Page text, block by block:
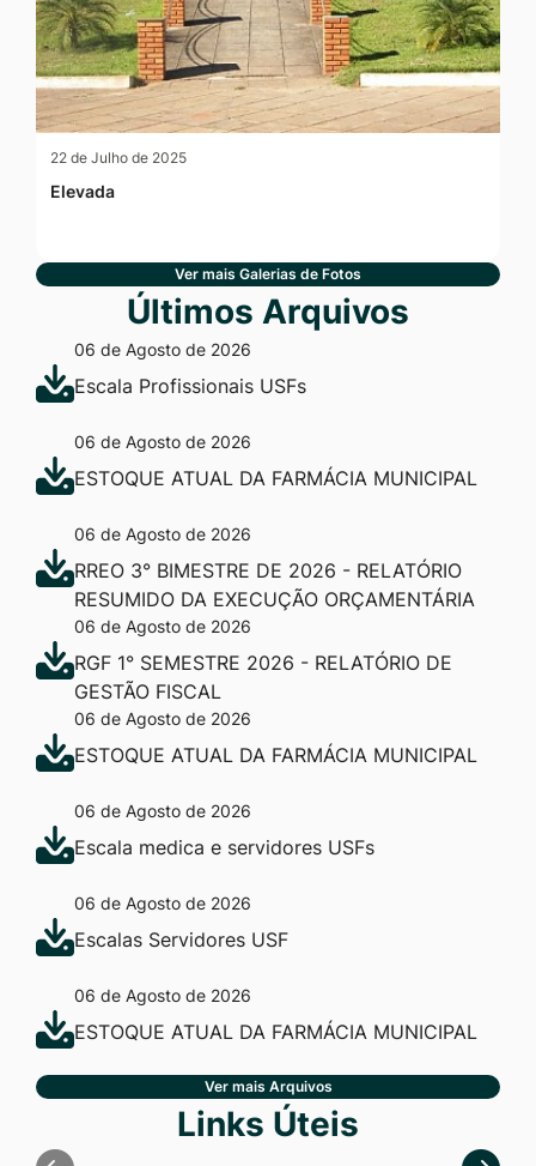
22 de Julho de 2025
Elevada
Ver mais Galerias de Fotos
Últimos Arquivos
06 de Agosto de 2026
Escala Profissionais USFs
06 de Agosto de 2026
ESTOQUE ATUAL DA FARMÁCIA MUNICIPAL
06 de Agosto de 2026
RREO 3° BIMESTRE DE 2026 - RELATÓRIO
RESUMIDO DA EXECUÇÃO ORÇAMENTÁRIA
06 de Agosto de 2026
RGF 1° SEMESTRE 2026 - RELATÓRIO DE
GESTÃO FISCAL
06 de Agosto de 2026
ESTOQUE ATUAL DA FARMÁCIA MUNICIPAL
06 de Agosto de 2026
Escala medica e servidores USFs
06 de Agosto de 2026
Escalas Servidores USF
06 de Agosto de 2026
ESTOQUE ATUAL DA FARMÁCIA MUNICIPAL
Ver mais Arquivos
Seção Links ÚteisLinks Úteis